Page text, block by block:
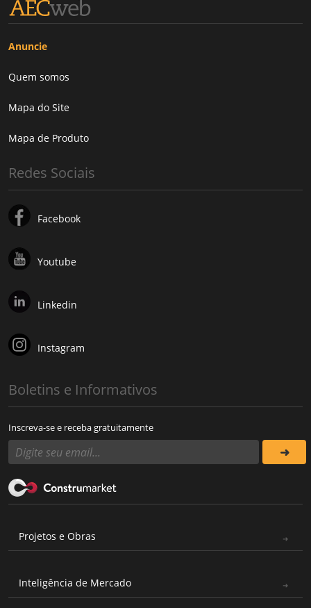
Anuncie
Quem somos
Mapa do Site
Mapa de Produto
Redes Sociais
Facebook
Youtube
Linkedin
Instagram
Boletins e Informativos
Inscreva-se e receba gratuitamente
Projetos e Obras
Inteligência de Mercado